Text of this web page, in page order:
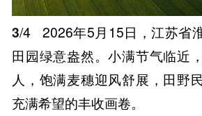
3/4
2026年5月15日，江苏省
田园绿意盎然。小满节气临近
人，饱满麦穗迎风舒展，田野
充满希望的丰收画卷。